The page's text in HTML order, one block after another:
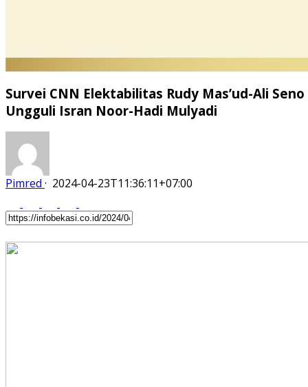
Survei CNN Elektabilitas Rudy Mas’ud-Ali Seno
Ungguli Isran Noor-Hadi Mulyadi
Pimred · 2024-04-23T11:36:11+07:00